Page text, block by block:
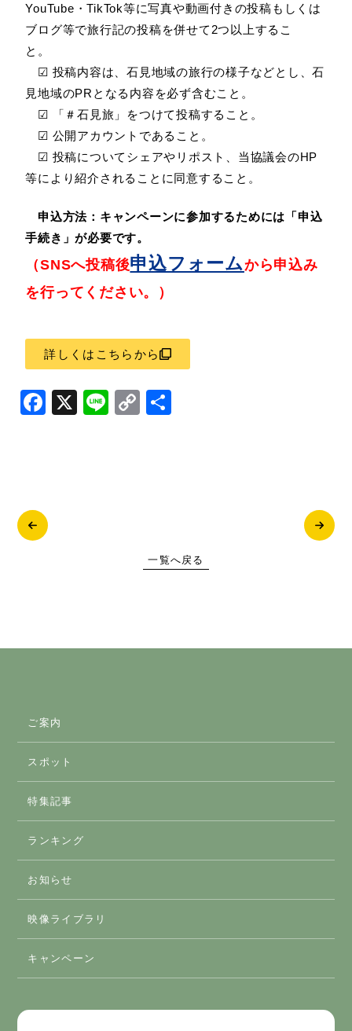
YouTube・TikTok等に写真や動画付きの投稿もしくは
ブログ等で旅行記の投稿を併せて2つ以上するこ
と。
☑ 投稿内容は、石見地域の旅行の様子などとし、石
見地域のPR となる内容を必ず含むこと。
☑ 「＃石見旅」をつけて投稿すること。
☑ 公開アカウントであること。
☑ 投稿についてシェアやリポスト、当協議会のHP
等により紹介されることに同意すること。
申込方法：キャンペーンに参加するためには 「申込
手続き」が必要です。
（SNSへ投稿後申込フォームから申込み
を行ってください。 ）
詳しくはこちらから
Facebook
X LineCopy
一覧へ戻る
ご案内
スマートICのご案内
スポット
おすすめスポット
アクティビティ
体験
グルメ
特集記事
ランキング
お知らせ
映像ライブラリ
キャンペーン